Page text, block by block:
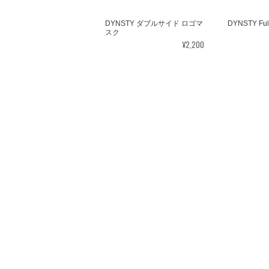
DYNSTY ダブルサイド ロゴマ
スク
¥2,200
DYNSTY